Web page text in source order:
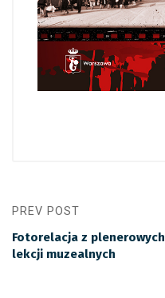
PREV POST
Fotorelacja z plenerowych
lekcji muzealnych